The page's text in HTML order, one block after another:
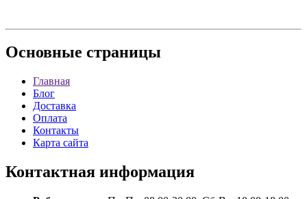
Основные страницы
Главная
Блог
Доставка
Оплата
Контакты
Карта сайта
Контактная информация